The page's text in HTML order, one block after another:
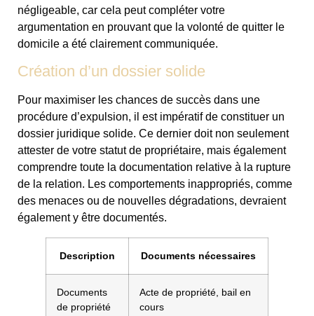
négligeable, car cela peut compléter votre
argumentation en prouvant que la volonté de quitter le
domicile a été clairement communiquée.
Création d’un dossier solide
Pour maximiser les chances de succès dans une
procédure d’expulsion, il est impératif de constituer un
dossier juridique solide. Ce dernier doit non seulement
attester de votre statut de propriétaire, mais également
comprendre toute la documentation relative à la rupture
de la relation. Les comportements inappropriés, comme
des menaces ou de nouvelles dégradations, devraient
également y être documentés.
Description Documents nécessaires
Documents
de propriété
Acte de propriété, bail en
cours